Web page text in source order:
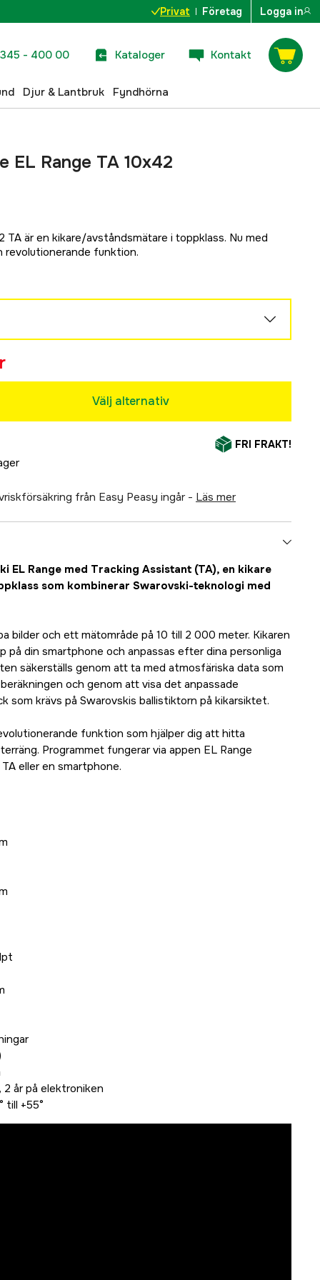
Privat Företag Logga in
- 400 00 Kataloger Kontakt
Djur & Lantbruk Fyndhörna
EL Range TA 10x42
TA är en kikare/avståndsmätare i toppklass. Nu med
revolutionerande funktion.
Välj alternativ
FRI FRAKT!
från Easy Peasy ingår - läs mer
EL Range med Tracking Assistant (TA), en kikare
som kombinerar Swarovski-teknologi med
bilder och ett mätområde på 10 till 2 000 meter. Kikaren
på din smartphone och anpassas efter dina personliga
säkerställs genom att ta med atmosfäriska data som
och genom att visa det anpassade
som krävs på Swarovskis ballistiktorn på kikarsiktet.
funktion som hjälper dig att hitta
Programmet fungerar via appen EL Range
eller en smartphone.
2 år på elektroniken
till +55°